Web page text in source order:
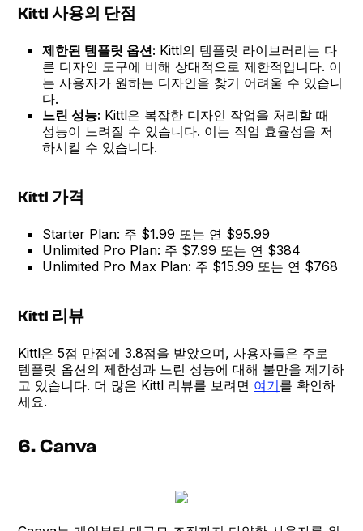
Kittl 사용의 단점
제한된 템플릿 옵션: Kittl의 템플릿 라이브러리는 다
른 디자인 도구에 비해 상대적으로 제한적입니다. 이
는 사용자가 원하는 디자인을 찾기 어려울 수 있습니
다.
느린 성능: Kittl은 복잡한 디자인 작업을 처리할 때
성능이 느려질 수 있습니다. 이는 작업 효율성을 저
하시킬 수 있습니다.
Kittl 가격
Starter Plan: 주 $1.99 또는 연 $95.99
Unlimited Pro Plan: 주 $7.99 또는 연 $384
Unlimited Pro Max Plan: 주 $15.99 또는 연 $768
Kittl 리뷰
Kittl은 5점 만점에 3.8점을 받았으며, 사용자들은 주로
템플릿 옵션의 제한성과 느린 성능에 대해 불만을 제기하
고 있습니다. 더 많은 Kittl 리뷰를 보려면 여기를 확인하
세요.
6. Canva